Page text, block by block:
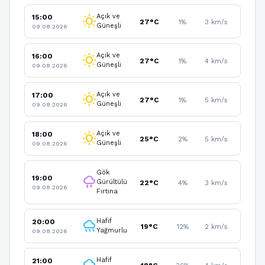
15:00
09.08.2026 wb_sunnyAçık ve
Güneşli
27°C 1% 3 km/s
16:00
09.08.2026 wb_sunnyAçık ve
Güneşli
27°C 1% 4 km/s
17:00
09.08.2026 wb_sunnyAçık ve
Güneşli
27°C 1% 5 km/s
18:00
09.08.2026 wb_sunnyAçık ve
Güneşli
25°C 2% 5 km/s
19:00
09.08.2026 thunderstorm
Gök
Gürültülü
Fırtına
22°C 4% 3 km/s
20:00
09.08.2026 rainy Hafif
Yağmurlu
19°C 12% 2 km/s
21:00
Hafif